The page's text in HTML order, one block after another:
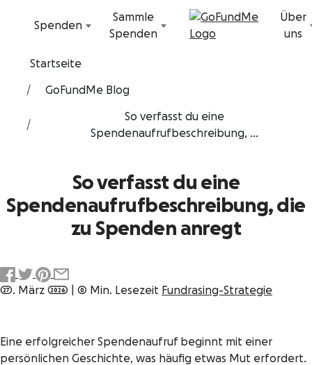
Spenden
Sammle
Spenden
Über
uns
Startseite
GoFundMe Blog
So verfasst du eine
Spendenaufrufbeschreibung, ...
So verfasst du eine
Spendenaufrufbeschreibung, die
zu Spenden anregt
27. März 2026 0 Min. Lesezeit Fundrasing-Strategie
Eine erfolgreicher Spendenaufruf beginnt mit einer
persönlichen Geschichte, was häufig etwas Mut erfordert.